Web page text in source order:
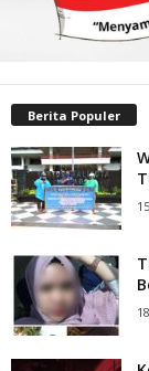
Berita Populer